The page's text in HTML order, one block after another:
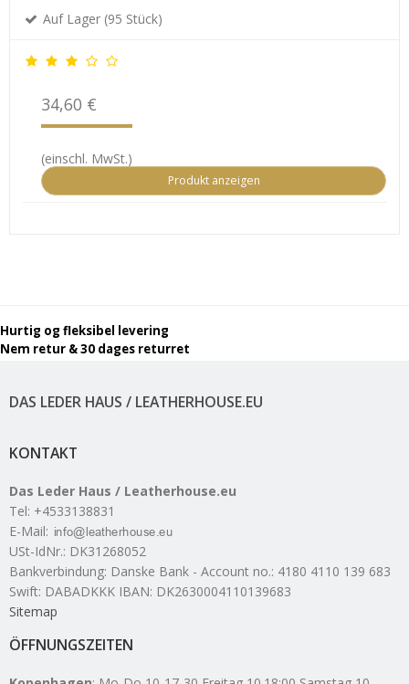
Auf Lager (95 Stück)
34,60 €
(einschl. MwSt.)
Produkt anzeigen
DAS LEDER HAUS / LEATHERHOUSE.EU
KONTAKT
Das Leder Haus / Leatherhouse.eu
Tel: +4533138831
E-Mail:
USt-IdNr.: DK31268052
Bankverbindung: Danske Bank - Account no.: 4180 4110 139 683
Swift: DABADKKK IBAN: DK2630004110139683
Sitemap
ÖFFNUNGSZEITEN
Hurtig og fleksibel levering
Nem retur & 30 dages returret